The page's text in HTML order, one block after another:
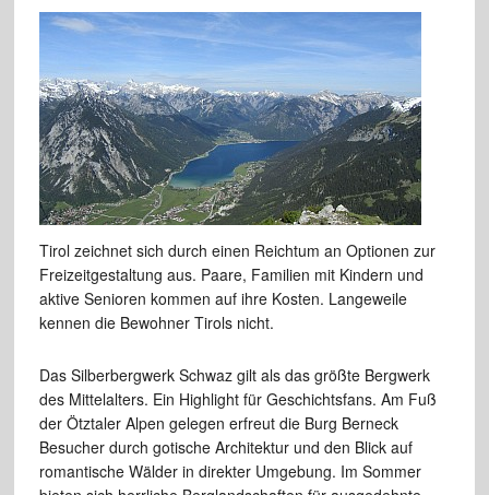
Tirol zeichnet sich durch einen Reichtum an Optionen zur
Freizeitgestaltung aus. Paare, Familien mit Kindern und
aktive Senioren kommen auf ihre Kosten. Langeweile
kennen die Bewohner Tirols nicht.
Das Silberbergwerk Schwaz gilt als das größte Bergwerk
des Mittelalters. Ein Highlight für Geschichtsfans. Am Fuß
der Ötztaler Alpen gelegen erfreut die Burg Berneck
Besucher durch gotische Architektur und den Blick auf
romantische Wälder in direkter Umgebung. Im Sommer